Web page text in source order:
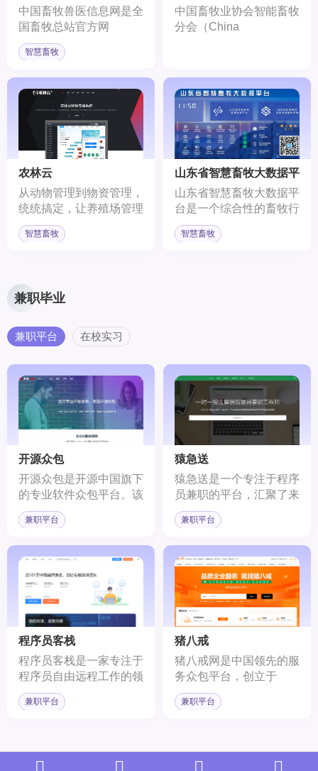
中国畜牧兽医信息网是全
国畜牧总站官方网
站,1998年建立。以“为行
业发展提供权威资讯与专
策法规，提供行业最新资
讯，推广先进的专业技术
知识，服务广大畜牧业从
业者，是行业交流的重要
平台。网站内容涵盖行业
政策性、新闻性和科普性
多个方面，是行业内具有
权威声音的门户网站之
一。
智慧畜牧
分会
中国畜牧业协会智能畜牧
分会（China
智能畜牧业及相关行业的
企业、事业单位和个人组
成的全国性行业联合组
织，是中国畜牧业协会的
分支机构，是非盈利性的
社会团体。
农林云
从动物管理到物资管理，
统统搞定，让养殖场管理
更便捷！用科技的力量为
养殖场提供生产保障，开
智慧畜牧
山东省智慧畜牧大数据平
台
山东省智慧畜牧大数据平
台是一个综合性的畜牧行
业服务平台，它利用先进
的数字技术，为畜牧产业
智慧畜牧
兼职毕业
兼职平台 在校实习
开源众包
开源众包是开源中国旗下
的专业软件众包平台。该
平台依托于开源中国社区
的基础，致力于构建一个
机会的环境。它将开源思
想与众包模式相结合，为
软件开发者和需求方提供
了一个便捷、高效的任务
分发与接收的渠道。
兼职平台
猿急送
猿急送是一个专注于程序
员兼职的平台，汇聚了来
自知名互联网公司如BAT
的技术、设计、产品等领
为创业公司提供技术支
持，帮助他们解决技术难
题，提高创业效率。
兼职平台
程序员客栈
程序员客栈是一家专注于
程序员自由远程工作的领
先平台，拥有全球最大的
中文技术人才库。该平台
私保护的同时，打造技术
兼职平台
猪八戒
猪八戒网是中国领先的服
务众包平台，创立于
2006年，以“汇聚天下人
才，服务全球企业”为使
种，服务覆盖全球25个
兼职平台